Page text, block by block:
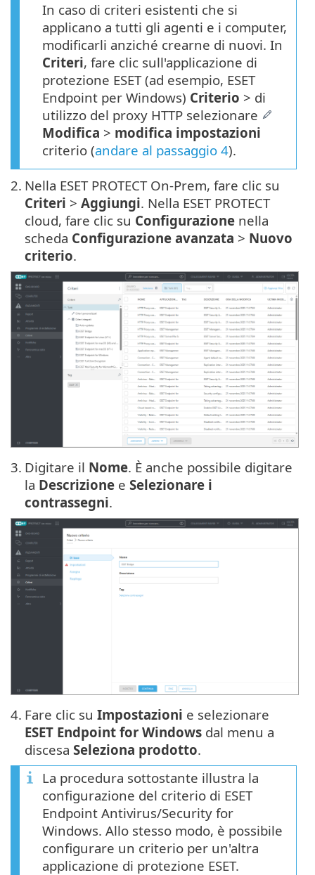
In caso di criteri esistenti che si
applicano a tutti gli agenti e i computer,
modificarli anziché crearne di nuovi. In
Criteri, fare clic sull'applicazione di
protezione ESET (ad esempio, ESET
Endpoint per Windows) Criterio > di
utilizzo del proxy HTTP selezionare
Modifica > modifica impostazioni
criterio (andare al passaggio 4).
2. Nella ESET PROTECT On-Prem, fare clic su
Criteri > Aggiungi. Nella ESET PROTECT
cloud, fare clic su Configurazione nella
scheda Configurazione avanzata > Nuovo
criterio.
3. Digitare il Nome. È anche possibile digitare
la Descrizione e Selezionare i
contrassegni.
4. Fare clic su Impostazioni e selezionare
ESET Endpoint for Windows dal menu a
discesa Seleziona prodotto.
La procedura sottostante illustra la
configurazione del criterio di ESET
Endpoint Antivirus/Security for
Windows. Allo stesso modo, è possibile
configurare un criterio per un'altra
applicazione di protezione ESET.